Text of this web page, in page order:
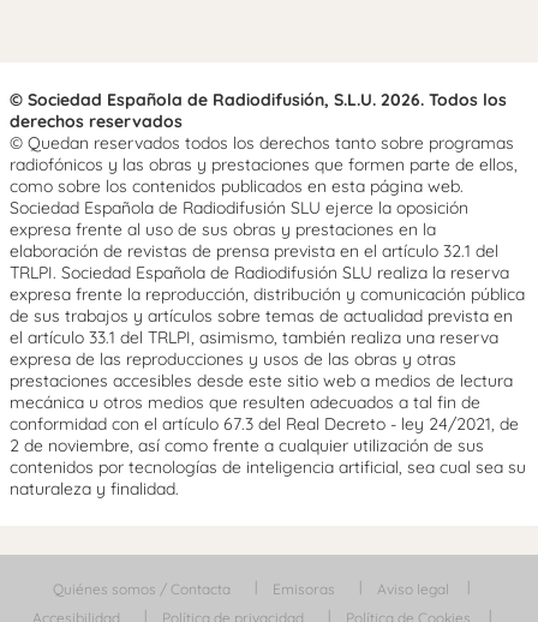
© Sociedad Española de Radiodifusión, S.L.U. 2026. Todos los
derechos reservados
© Quedan reservados todos los derechos tanto sobre programas
radiofónicos y las obras y prestaciones que formen parte de ellos,
como sobre los contenidos publicados en esta página web.
Sociedad Española de Radiodifusión SLU ejerce la oposición
expresa frente al uso de sus obras y prestaciones en la
elaboración de revistas de prensa prevista en el artículo 32.1 del
TRLPI. Sociedad Española de Radiodifusión SLU realiza la reserva
expresa frente la reproducción, distribución y comunicación pública
de sus trabajos y artículos sobre temas de actualidad prevista en
el artículo 33.1 del TRLPI, asimismo, también realiza una reserva
expresa de las reproducciones y usos de las obras y otras
prestaciones accesibles desde este sitio web a medios de lectura
mecánica u otros medios que resulten adecuados a tal fin de
conformidad con el artículo 67.3 del Real Decreto - ley 24/2021, de
2 de noviembre, así como frente a cualquier utilización de sus
contenidos por tecnologías de inteligencia artificial, sea cual sea su
naturaleza y finalidad.
Quiénes somos / Contacta Emisoras
Aviso legal
Accesibilidad
Política de privacidad Política de Cookies